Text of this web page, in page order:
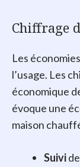
Chiffrage
Les
l’usage. Les
économique
évoque une
maison
Suivi